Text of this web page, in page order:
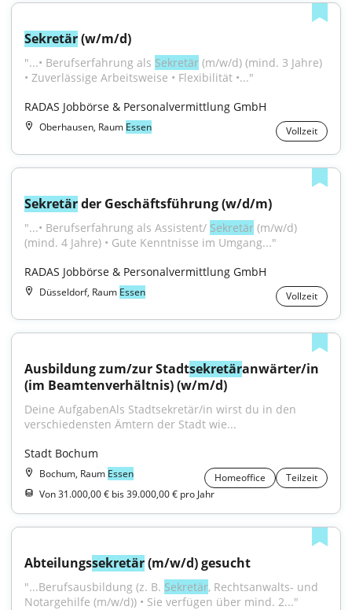
Sekretär (w/m/d)
"...• Berufserfahrung als Sekretär (m/w/d) (mind. 3 Jahre)
• Zuverlässige Arbeitsweise • Flexibilität •..."
RADAS Jobbörse & Personalvermittlung GmbH
Oberhausen, Raum Essen Vollzeit
Sekretär der Geschäftsführung (w/d/m)
"...• Berufserfahrung als Assistent/ Sekretär (m/w/d)
(mind. 4 Jahre) • Gute Kenntnisse im Umgang..."
RADAS Jobbörse & Personalvermittlung GmbH
Düsseldorf, Raum Essen Vollzeit
Ausbildung zum/zur Stadtsekretäranwärter/in
(im Beamtenverhältnis) (w/m/d)
Deine AufgabenAls Stadtsekretär/in wirst du in den
verschiedensten Ämtern der Stadt wie...
Stadt Bochum
Bochum, Raum Essen Homeoffice
Teilzeit
Von 31.000,00 € bis 39.000,00 € pro Jahr
Abteilungssekretär (m/w/d) gesucht
"...Berufsausbildung (z. B. Sekretär, Rechtsanwalts- und
Notargehilfe (m/w/d)) • Sie verfügen über mind. 2..."